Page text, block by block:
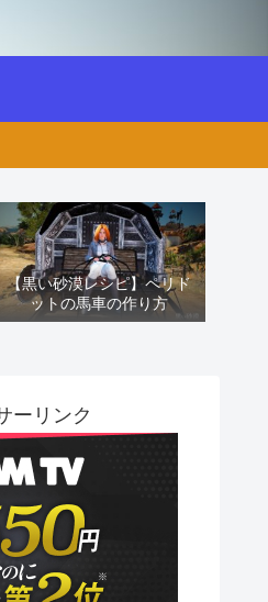
【黒い砂漠レシピ】ペリド
ットの馬車の作り方
ーリンク